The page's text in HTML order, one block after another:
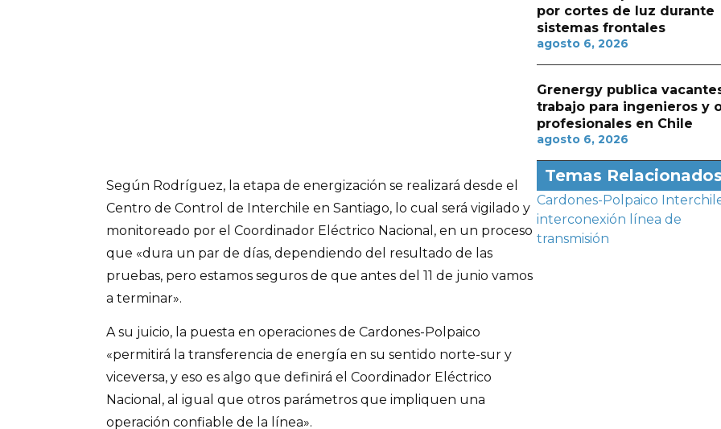
Según Rodríguez, la etapa de energización se realizará desde el
Centro de Control de Interchile en Santiago, lo cual será vigilado y
monitoreado por el Coordinador Eléctrico Nacional, en un proceso
que «dura un par de días, dependiendo del resultado de las
pruebas, pero estamos seguros de que antes del 11 de junio vamos
a terminar».
A su juicio, la puesta en operaciones de Cardones-Polpaico
«permitirá la transferencia de energía en su sentido norte-sur y
viceversa, y eso es algo que definirá el Coordinador Eléctrico
Nacional, al igual que otros parámetros que impliquen una
operación confiable de la línea».
por cortes de luz durante
sistemas frontales
agosto 6, 2026
Grenergy publica
trabajo para ingenieros y
profesionales en Chile
agosto 6, 2026
Temas
Cardones-Polpaico
interconexión línea de
transmisión